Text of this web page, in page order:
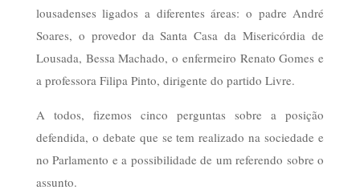
lousadenses ligados a diferentes áreas: o padre André
Soares, o provedor da Santa Casa da Misericórdia de
Lousada, Bessa Machado, o enfermeiro Renato Gomes e
a professora Filipa Pinto, dirigente do partido Livre.
A todos, fizemos cinco perguntas sobre a posição
defendida, o debate que se tem realizado na sociedade e
no Parlamento e a possibilidade de um referendo sobre o
assunto.